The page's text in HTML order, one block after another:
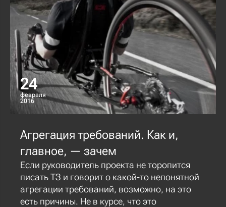
24
февраля
2016
Агрегация требований. Как и,
главное, — зачем
Если руководитель проекта не торопится
писать ТЗ и говорит о какой-то непонятной
агрегации требований, возможно, на это
есть причины. Не в курсе, что это